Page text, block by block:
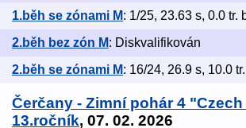
1.běh se zónami M: 1/25, 23.63 s, 0.0 tr.
2.běh bez zón M: Diskvalifikován
2.běh se zónami M: 16/24, 26.9 s, 10.0
Čerčany - Zimní pohár 4
13.ročník, 07. 02. 2026